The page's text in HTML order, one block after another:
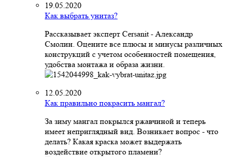
19.05.2020
Как выбрать унитаз?
Рассказывает эксперт Cersanit - Александр
Смолин. Оцените все плюсы и минусы различных
конструкций с учетом особенностей помещения,
удобства монтажа и образа жизни.
12.05.2020
Как правильно покрасить мангал?
За зиму мангал покрылся ржавчиной и теперь
имеет неприглядный вид. Возникает вопрос - что
делать? Какая краска может выдержать
воздействие открытого пламени?